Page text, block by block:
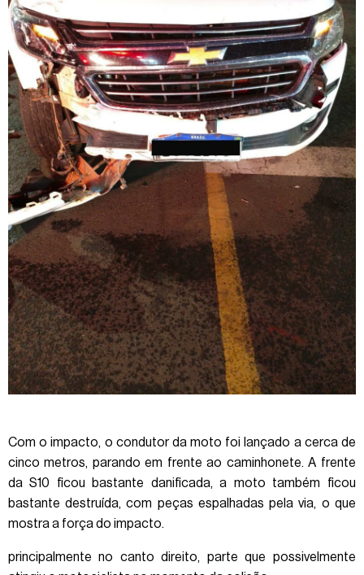
Com o impacto, o condutor da moto foi lançado a cerca de
cinco metros, parando em frente ao caminhonete. A frente
da S10 ficou bastante danificada, a moto também ficou
bastante destruída, com peças espalhadas pela via, o que
mostra a força do impacto.
principalmente no canto direito, parte que possivelmente